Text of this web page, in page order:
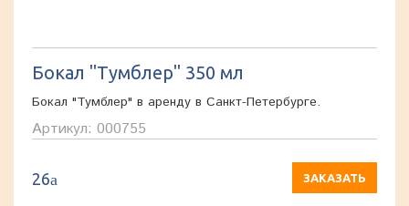
Бокал "Тумблер" 350 мл
Бокал "Тумблер" в аренду в Санкт-Петербурге.
Артикул: 000755
26a ЗАКАЗАТЬ